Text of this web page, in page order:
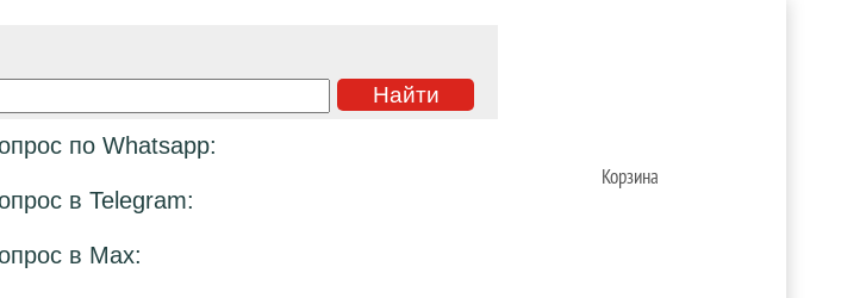
по Whatsapp:
в Telegram:
в Max:
Корзина